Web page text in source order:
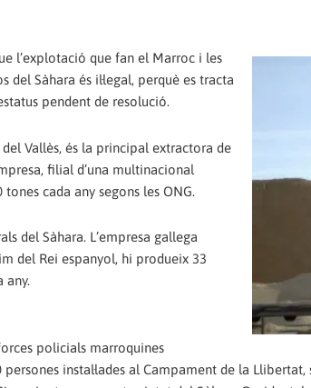
l’explotació que fan el Marroc i les
del Sàhara és il·legal, perquè es tracta
pendent de resolució.
Vallès, és la principal extractora de
filial d’una multinacional
cada any segons les ONG.
del Sàhara. L’empresa gallega
del Rei espanyol, hi produeix 33
any.
policials marroquines
instal·lades al Campament de la